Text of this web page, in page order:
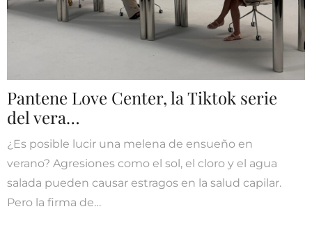
Pantene Love Center, la Tiktok serie
del vera…
¿Es posible lucir una melena de ensueño en
verano? Agresiones como el sol, el cloro y el agua
salada pueden causar estragos en la salud capilar.
Pero la firma de…